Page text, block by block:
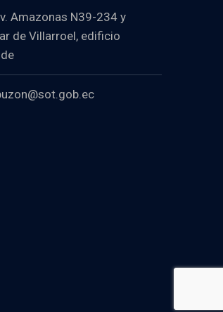
Amazonas N39-234 y
de Villarroel, edificio